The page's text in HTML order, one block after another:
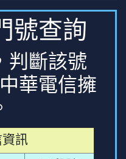
號查詢
判斷該號
華電信擁
資訊